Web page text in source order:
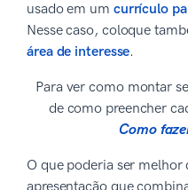
usado em um currículo
Nesse caso, coloque
área de interesse.
Para ver como montar
de como preencher
Como
O que poderia ser melhor